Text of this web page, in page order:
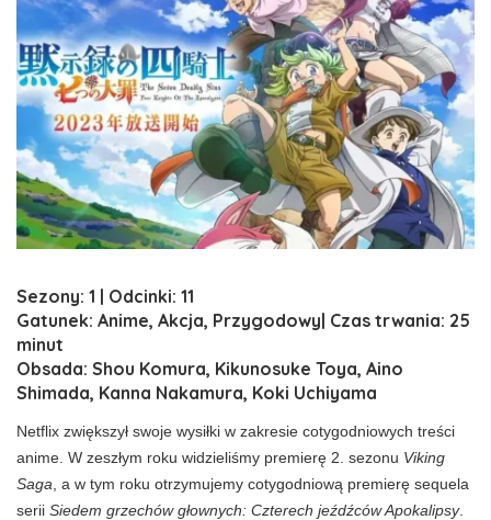
Sezony: 1 | Odcinki: 11
Gatunek: Anime, Akcja, Przygodowy| Czas trwania: 25
minut
Obsada: Shou Komura, Kikunosuke Toya, Aino
Shimada, Kanna Nakamura, Koki Uchiyama
Netflix zwiększył swoje wysiłki w zakresie cotygodniowych treści
anime. W zeszłym roku widzieliśmy premierę 2. sezonu Viking
Saga , a w tym roku otrzymujemy cotygodniową premierę sequela
serii Siedem grzechów głownych: Czterech jeźdźców Apokalipsy.